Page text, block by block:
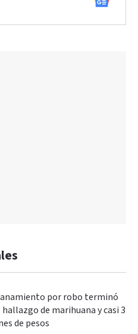
por robo terminó
de marihuana y casi 3
de pesos